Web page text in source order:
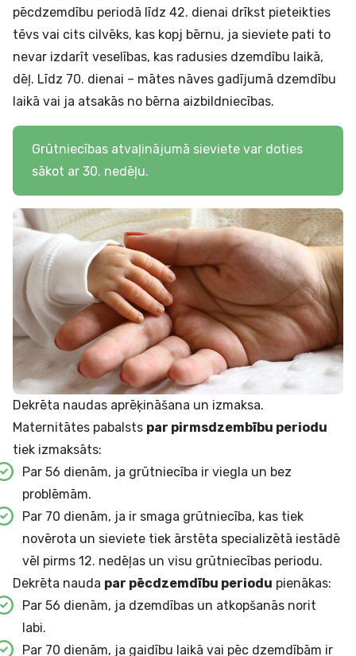
pēcdzemdību periodā līdz 42. dienai drīkst pieteikties
tēvs vai cits cilvēks, kas kopj bērnu, ja sieviete pati to
nevar izdarīt veselības, kas radusies dzemdību laikā,
dēļ. Līdz 70. dienai – mātes nāves gadījumā dzemdību
laikā vai ja atsakās no bērna aizbildniecības.
Grūtniecības atvaļinājumā sieviete var doties
sākot ar 30. nedēļu.
Dekrēta naudas aprēķināšana un izmaksa.
Maternitātes pabalsts par pirmsdzembību periodu
tiek izmaksāts:
Par 56 dienām, ja grūtniecība ir viegla un bez
problēmām.
Par 70 dienām, ja ir smaga grūtniecība, kas tiek
novērota un sieviete tiek ārstēta specializētā iestādē
vēl pirms 12. nedēļas un visu grūtniecības periodu.
Dekrēta nauda par pēcdzemdību periodu pienākas:
Par 56 dienām, ja dzemdības un atkopšanās norit
labi.
Par 70 dienām, ja gaidību laikā vai pēc dzemdībām ir